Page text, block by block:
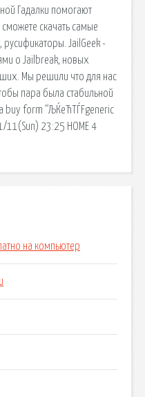
Гадалки помогают
скачать самые
JailGeek -
о Jailbreak, новых
Мы решили что для нас
пара была стабильной
buy form “ЉЌeЋТЃFgeneric
23:25 HOME 4
на компьютер